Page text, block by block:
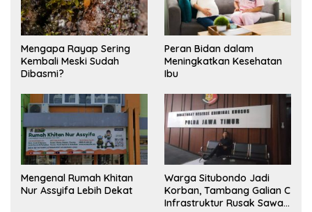
Mengapa Rayap Sering
Kembali Meski Sudah
Dibasmi?
Peran Bidan dalam
Meningkatkan Kesehatan
Ibu
Mengenal Rumah Khitan
Nur Assyifa Lebih Dekat
Warga Situbondo Jadi
Korban, Tambang Galian C
Infrastruktur Rusak Sawah